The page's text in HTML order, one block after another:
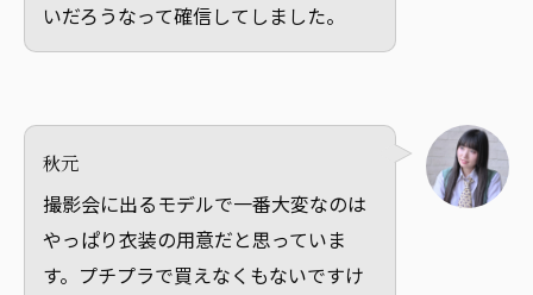
いだろうなって確信してしました。
秋元
撮影会に出るモデルで一番大変なのは
やっぱり衣装の用意だと思っていま
す。プチプラで買えなくもないですけ